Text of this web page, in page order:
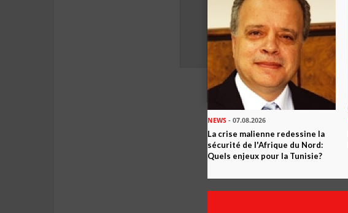
NEWS - 07.08.2026
La crise malienne redessine la
sécurité de l'Afrique du Nord:
Quels enjeux pour la Tunisie?